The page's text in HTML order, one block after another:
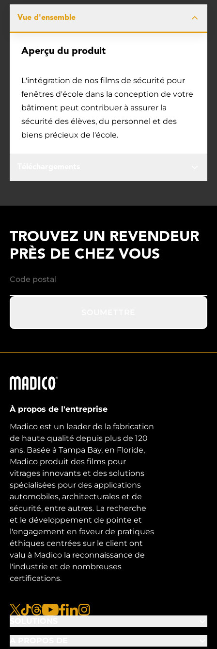
Vue d'ensemble
Aperçu du produit
L'intégration de nos films de sécurité pour
fenêtres d'école dans la conception de votre
bâtiment peut contribuer à assurer la
sécurité des élèves, du personnel et des
biens précieux de l'école.
TROUVEZ UN REVENDEUR
PRÈS DE CHEZ VOUS
Madico
À propos de l'entreprise
Madico est un leader de la fabrication
de haute qualité depuis plus de 120
ans. Basée à Tampa Bay, en Floride,
Madico produit des films pour
vitrages innovants et des solutions
spécialisées pour des applications
automobiles, architecturales et de
sécurité, entre autres. La recherche
et le développement de pointe et
l'engagement en faveur de pratiques
éthiques centrées sur le client ont
valu à Madico la reconnaissance de
l'industrie et de nombreuses
certifications.